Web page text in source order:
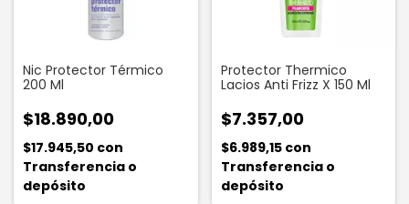
Nic Protector Térmico
200 Ml
$18.890,00
$17.945,50 con
Transferencia o
depósito
Protector Thermico
Lacios Anti Frizz X 150 Ml
$7.357,00
$6.989,15 con
Transferencia o
depósito